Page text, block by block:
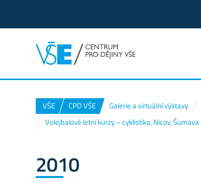
VŠE CPD VŠE Galerie a virtuální výstavy
Volejbalové letní kurzy – cyklistika, Nicov, Šumava
2010